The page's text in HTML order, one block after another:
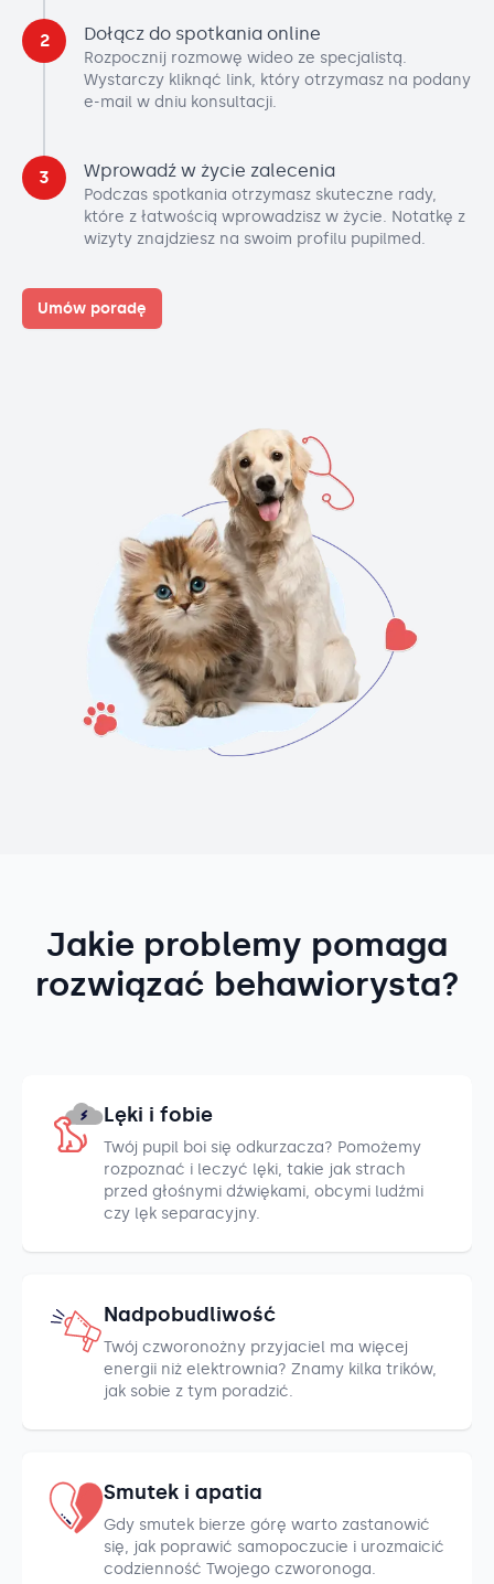
2 Dołącz do spotkania online
Rozpocznij rozmowę wideo ze specjalistą.
Wystarczy kliknąć link, który otrzymasz na podany
e-mail w dniu konsultacji.
3 Wprowadź w życie zalecenia
Podczas spotkania otrzymasz skuteczne rady,
które z łatwością wprowadzisz w życie. Notatkę z
wizyty znajdziesz na swoim profilu pupilmed.
Umów poradę
Jakie problemy pomaga
rozwiązać behawiorysta?
Lęki i fobie
Twój pupil boi się odkurzacza? Pomożemy
rozpoznać i leczyć lęki, takie jak strach
przed głośnymi dźwiękami, obcymi ludźmi
czy lęk separacyjny.
Nadpobudliwość
Twój czworonożny przyjaciel ma więcej
energii niż elektrownia? Znamy kilka trików,
jak sobie z tym poradzić.
Smutek i apatia
Gdy smutek bierze górę warto zastanowić
się, jak poprawić samopoczucie i urozmaicić
codzienność Twojego czworonoga.